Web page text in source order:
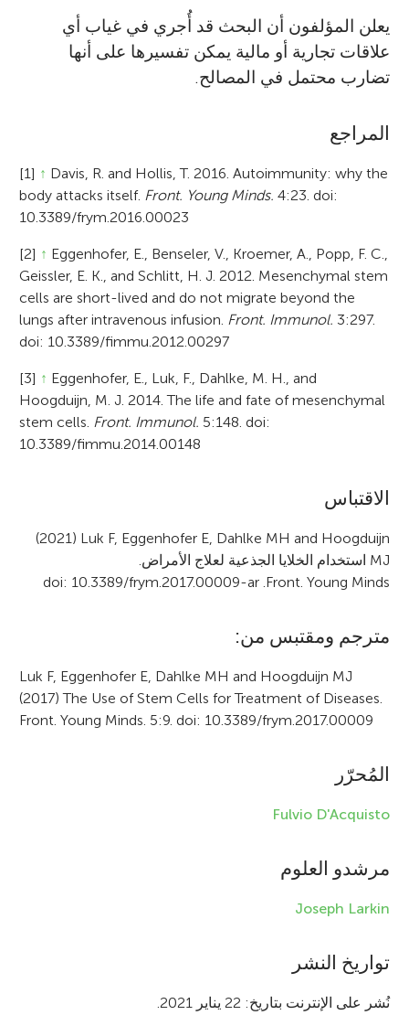
يعلن المؤلفون أن البحث قد أُجري في غياب أي
علاقات تجارية أو مالية يمكن تفسيرها على أنها
تضارب محتمل في المصالح.
المراجع
[1] ↑ Davis, R. and Hollis, T. 2016. Autoimmunity: why the
body attacks itself.Front. Young Minds. 4:23. doi:
10.3389/frym.2016.00023
[2] ↑ Eggenhofer, E., Benseler, V., Kroemer, A., Popp, F. C.,
Geissler, E. K., and Schlitt, H. J. 2012. Mesenchymal stem
cells are short-lived and do not migrate beyond the
lungs after intravenous infusion.Front. Immunol. 3:297.
doi: 10.3389/fimmu.2012.00297
[3] ↑ Eggenhofer, E., Luk, F., Dahlke, M. H., and
Hoogduijn, M. J. 2014. The life and fate of mesenchymal
stem cells.Front. Immunol. 5:148. doi:
10.3389/fimmu.2014.00148
A
r
t
c
e
n
r
t
i
الاقتباس
(2021) Luk F, Eggenhofer E, Dahlke MH and Hoogduijn
MJ استخدام الخلايا الجذعية لعلاج الأمراض.
Front. Young Minds
.
doi: 10.3389/frym.2017.00009-ar
مترجم ومقتبس من:
Luk F, Eggenhofer E, Dahlke MH and Hoogduijn MJ
(2017) The Use of Stem Cells for Treatment of Diseases.
Front. Young Minds. 5:9. doi: 10.3389/frym.2017.00009
المُحرّر
Fulvio D'Acquisto
مرشدو العلوم
Joseph Larkin
تواريخ النشر
نُشر على الإنترنت بتاريخ: 22 يناير 2021.